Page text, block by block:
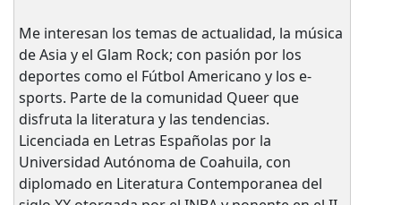
Me interesan los temas de actualidad, la música
de Asia y el Glam Rock; con pasión por los
deportes como el Fútbol Americano y los e-
sports. Parte de la comunidad Queer que
disfruta la literatura y las tendencias.
Licenciada en Letras Españolas por la
Universidad Autónoma de Coahuila, con
diplomado en Literatura Contemporanea del